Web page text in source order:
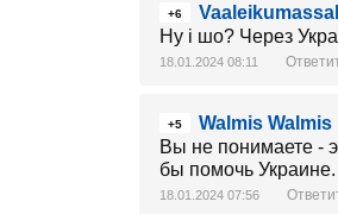
+6
Ну і шо? Через
18.01.2024 08:11
+5
Walmis Walmis
Вы не понимаете -
бы помочь Украине.
18.01.2024 07:56